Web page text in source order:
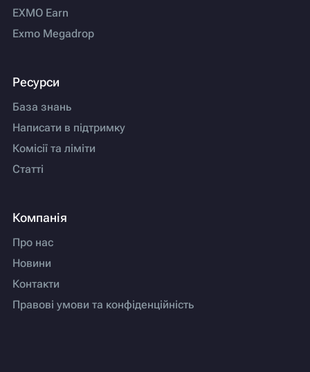
EXMO Earn
Exmo Megadrop
Ресурси
База знань
Написати в підтримку
Комісії та ліміти
Статті
Компанія
Про нас
Новини
Контакти
Правові умови та конфіденційність